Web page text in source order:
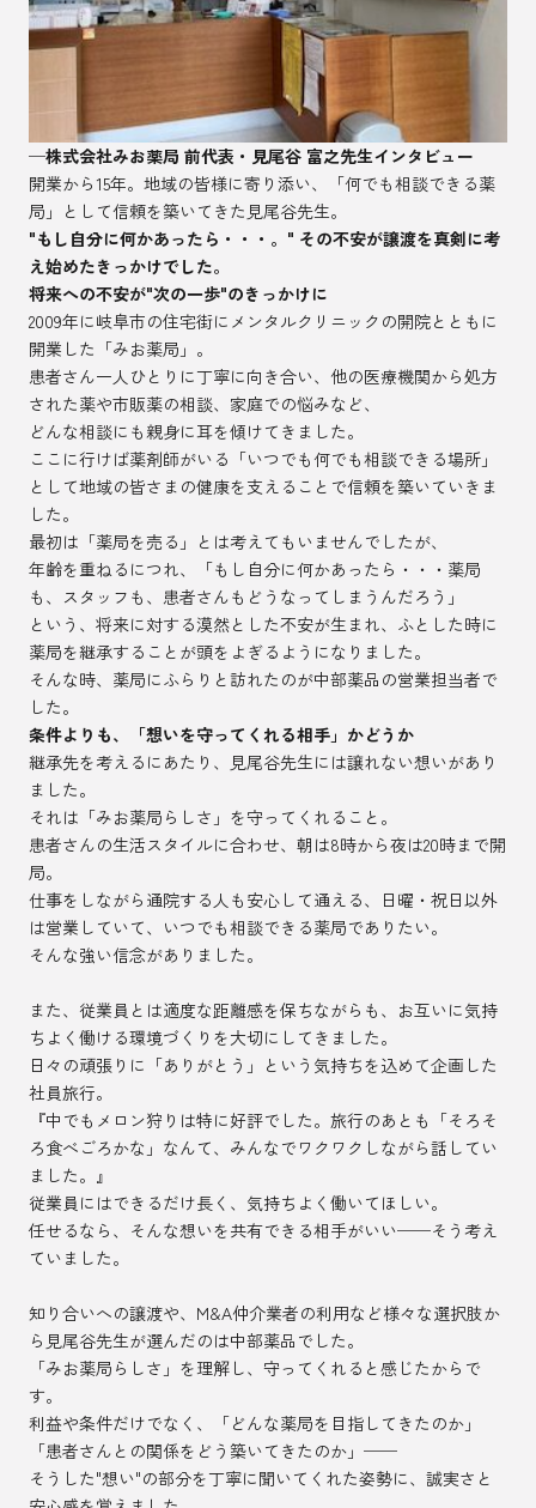
─株式会社みお薬局 前代表・見尾谷 富之先生インタビュー
開業から15年。地域の皆様に寄り添い、「何でも相談できる薬
局」として信頼を築いてきた見尾谷先生。
"もし自分に何かあったら・・・。" その不安が譲渡を真剣に考
え始めたきっかけでした。
将来への不安が"次の一歩"のきっかけに
2009年に岐阜市の住宅街にメンタルクリニックの開院とともに
開業した「みお薬局」。
患者さん一人ひとりに丁寧に向き合い、他の医療機関から処方
された薬や市販薬の相談、家庭での悩みなど、
どんな相談にも親身に耳を傾けてきました。
ここに行けば薬剤師がいる「いつでも何でも相談できる場所」
として地域の皆さまの健康を支えることで信頼を築いていきま
した。
最初は「薬局を売る」とは考えてもいませんでしたが、
年齢を重ねるにつれ、「もし自分に何かあったら・・・薬局
も、スタッフも、患者さんもどうなってしまうんだろう」
という、将来に対する漠然とした不安が生まれ、ふとした時に
薬局を継承することが頭をよぎるようになりました。
そんな時、薬局にふらりと訪れたのが中部薬品の営業担当者で
した。
条件よりも、「想いを守ってくれる相手」かどうか
継承先を考えるにあたり、見尾谷先生には譲れない想いがあり
ました。
それは「みお薬局らしさ」を守ってくれること。
患者さんの生活スタイルに合わせ、朝は8時から夜は20時まで開
局。
仕事をしながら通院する人も安心して通える、日曜・祝日以外
は営業していて、いつでも相談できる薬局でありたい。
そんな強い信念がありました。
また、従業員とは適度な距離感を保ちながらも、お互いに気持
ちよく働ける環境づくりを大切にしてきました。
日々の頑張りに「ありがとう」という気持ちを込めて企画した
社員旅行。
『中でもメロン狩りは特に好評でした。旅行のあとも「そろそ
ろ食べごろかな」なんて、みんなでワクワクしながら話してい
ました。』
従業員にはできるだけ長く、気持ちよく働いてほしい。
任せるなら、そんな想いを共有できる相手がいい──そう考え
ていました。
知り合いへの譲渡や、M&A仲介業者の利用など様々な選択肢か
ら見尾谷先生が選んだのは中部薬品でした。
「みお薬局らしさ」を理解し、守ってくれると感じたからで
す。
利益や条件だけでなく、「どんな薬局を目指してきたのか」
「患者さんとの関係をどう築いてきたのか」──
そうした"想い"の部分を丁寧に聞いてくれた姿勢に、誠実さと